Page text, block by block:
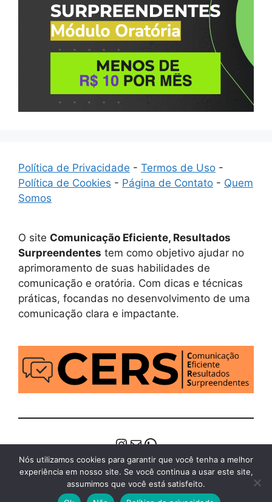
Política de Privacidade - Termos de Uso -
Política de Cookies - Página de Contato - Quem
Somos
O site Comunicação Eficiente, Resultados
Surpreendentes tem como objetivo ajudar no
aprimoramento de suas habilidades de
comunicação e oratória. Com dicas e técnicas
práticas, focandas no desenvolvimento de uma
comunicação clara e impactante.
Instagram
E-mailWhatsApp
© 2026 Comunicação Eficiente Resultados
Nós utilizamos cookies para garantir que você tenha a melhor
experiência em nosso site. Se você continua a usar este site,
assumimos que você está satisfeito.